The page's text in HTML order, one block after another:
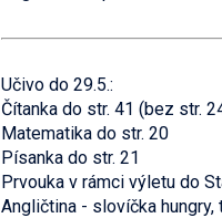
Učivo do 29.5.:
Čítanka do str. 41 (bez str.
Matematika do str. 20
Písanka do str. 21
Prvouka v rámci výletu do
Angličtina - slovíčka hungry,